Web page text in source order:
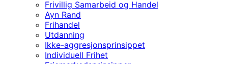
Frivillig Samarbeid og Handel
Ayn Rand
Frihandel
Utdanning
Ikke-aggresjonsprinsippet
Individuell Frihet